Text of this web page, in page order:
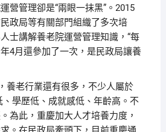
營管理卻是“兩眼一抹黑”。2015
政局等有關部門組織了多次培
士講解養老院運營管理知識，“每
4月還參加了一次，是民政局讓養
養老行業還有很多，不少人屬於
學歷低、成就感低、年齡高。不
為此，重慶加大人才培養力度，